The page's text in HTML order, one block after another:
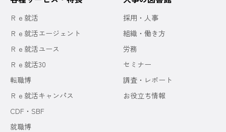
Ｒｅ就活
Ｒｅ就活エージェント
Ｒｅ就活ユース
Ｒｅ就活30
転職博
Ｒｅ就活キャンパス
CDF・SBF
就職博
採用・人事
組織・働き方
労務
セミナー
調査・レポート
お役立ち情報